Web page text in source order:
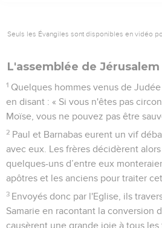
Seuls les Évangiles sont disponibles en vidéo
L'assemblée de Jérusalem
1 Quelques hommes venus de
en disant : « Si vous n'êtes pas
Moïse, vous ne pouvez pas être
2 Paul et Barnabas eurent un vif
avec eux. Les frères décidèrent
quelques-uns d’entre eux
apôtres et les anciens pour traiter
3 Envoyés donc par l'Eglise, ils
Samarie en racontant la conversion
causèrent une grande joie à tous